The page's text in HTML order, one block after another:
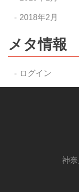
2018年2月
メタ情報
ログイン
神